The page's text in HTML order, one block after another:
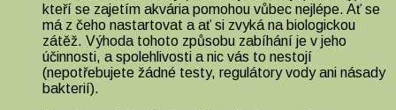
kteří se zajetím akvária pomohou vůbec nejlépe. Ať se
má z čeho nastartovat a ať si zvyká na biologickou
zátěž. Výhoda tohoto způsobu zabíhání je v jeho
účinnosti, a spolehlivosti a nic vás to nestojí
(nepotřebujete žádné testy, regulátory vody ani násady
bakterií).